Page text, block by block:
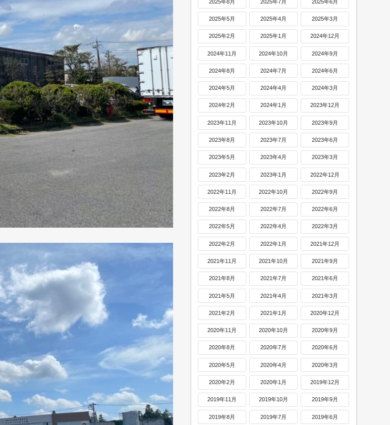
2025年8月 2025年7月 2025年6月
2025年5月 2025年4月 2025年3月
2025年2月 2025年1月 2024年12月
2024年11月 2024年10月 2024年9月
2024年8月 2024年7月 2024年6月
2024年5月 2024年4月 2024年3月
2024年2月 2024年1月 2023年12月
2023年11月 2023年10月 2023年9月
2023年8月 2023年7月 2023年6月
2023年5月 2023年4月 2023年3月
2023年2月 2023年1月 2022年12月
2022年11月 2022年10月 2022年9月
2022年8月 2022年7月 2022年6月
2022年5月 2022年4月 2022年3月
2022年2月 2022年1月 2021年12月
2021年11月 2021年10月 2021年9月
2021年8月 2021年7月 2021年6月
2021年5月 2021年4月 2021年3月
2021年2月 2021年1月 2020年12月
2020年11月 2020年10月 2020年9月
2020年8月 2020年7月 2020年6月
2020年5月 2020年4月 2020年3月
2020年2月 2020年1月 2019年12月
2019年11月 2019年10月 2019年9月
2019年8月 2019年7月 2019年6月